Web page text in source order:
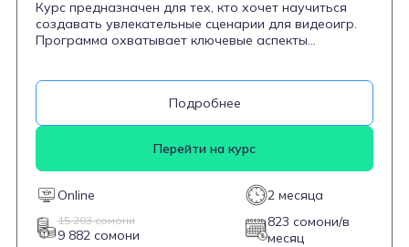
Курс предназначен для тех, кто хочет научиться
создавать увлекательные сценарии для видеоигр.
Программа охватывает ключевые аспекты
диалогов и использование игровых механик для
передачи истории. Студенты изучат различные
жанры игр и научатся адаптировать нарратив под
и для тех, кто уже имеет опыт в сфере геймдева и
стремится углубить свои знания в области
нарративного дизайна.
Подробнее
Перейти на курс
Online 2 месяца
15 203 сомони
9 882 сомони
823 сомони/в
месяц